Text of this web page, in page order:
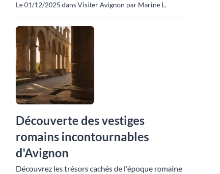
Le 01/12/2025 dans Visiter Avignon par Marine L.
Découverte des vestiges
romains incontournables
d'Avignon
Découvrez les trésors cachés de l'époque romaine